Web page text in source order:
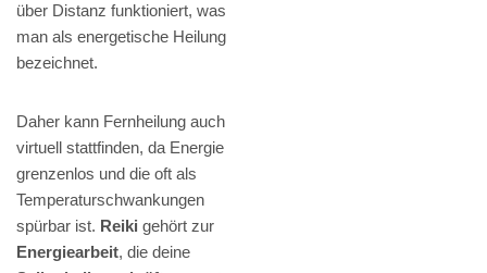
über Distanz funktioniert, was
man als energetische Heilung
bezeichnet.
Daher kann Fernheilung auch
virtuell stattfinden, da Energie
grenzenlos und die oft als
Temperaturschwankungen
spürbar ist. Reiki gehört zur
Energiearbeit, die deine